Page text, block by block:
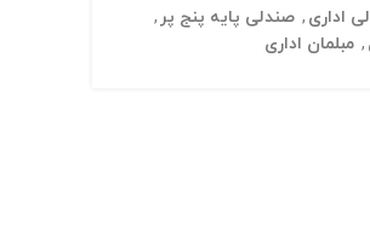
اداری , صندلی پایه پنج پر ,
, مبلمان اداری